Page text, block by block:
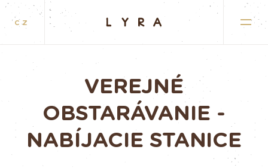
CZ
VEREJNÉ
OBSTARÁVANIE -
NABÍJACIE STANICE